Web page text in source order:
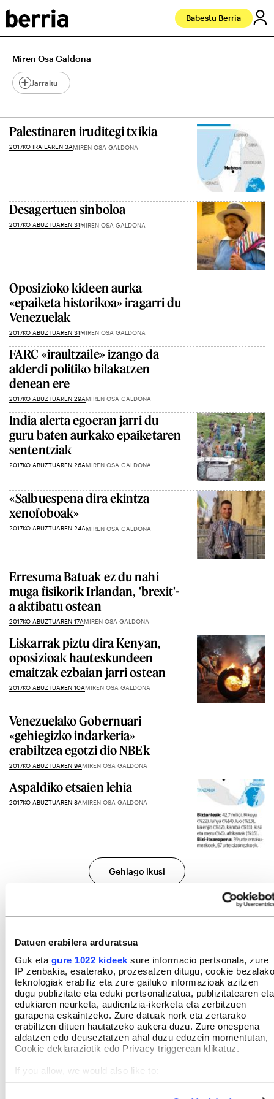
Datuen erabilera arduratsua
Guk eta gure 1022 kideek sure informacio pertsonala, zure
IP zenbakia, esaterako, prozesatzen ditugu, cookie bezalako
teknologiak erabiliz eta zure gailuko informazioak azitzen
dugu publizitate eta eduki pertsonalizatua, publizitatearen eta
edukiaren neurketa, audientzia-ikerketa eta zerbitzuen
garapena eskaintzeko. Zure datuak nork eta zertarako
erabiltzen dituen hautatzeko aukera duzu. Zure onespena
aldatzen edo deuseztatzen ahal duzu edozein momentutan,
Cookie deklaraziotik edo Privacy triggerean klikatuz.
If you allow, we would also like to:
Collect information about your geographical location
Babestu Berria
Miren Osa Galdona
Jarraitu
Palestinaren iruditegi txikia
2017KO IRAILAREN 3AMIREN OSA GALDONA
Desagertuen sinboloa
2017KO ABUZTUAREN 31MIREN OSA GALDONA
Oposizioko kideen aurka
«epaiketa historikoa» iragarri du
Venezuelak
2017KO ABUZTUAREN 31MIREN OSA GALDONA
FARC «iraultzaile» izango da
alderdi politiko bilakatzen
denean ere
2017KO ABUZTUAREN 29AMIREN OSA GALDONA
India alerta egoeran jarri du
guru baten aurkako epaiketaren
sententziak
2017KO ABUZTUAREN 26AMIREN OSA GALDONA
«Salbuespena dira ekintza
xenofoboak»
2017KO ABUZTUAREN 24AMIREN OSA GALDONA
Erresuma Batuak ez du nahi
muga fisikorik Irlandan, 'brexit'-
a aktibatu ostean
2017KO ABUZTUAREN 17AMIREN OSA GALDONA
Liskarrak piztu dira Kenyan,
oposizioak hauteskundeen
emaitzak ezbaian jarri ostean
2017KO ABUZTUAREN 10AMIREN OSA GALDONA
Venezuelako Gobernuari
«gehiegizko indarkeria»
erabiltzea egotzi dio NBEk
2017KO ABUZTUAREN 9AMIREN OSA GALDONA
Aspaldiko etsaien lehia
2017KO ABUZTUAREN 8AMIREN OSA GALDONA
Gehiago ikusi